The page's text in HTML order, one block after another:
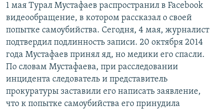
СПОРТ
БЛОГИ
ГОЛОСА
ЧИТАЕМ ПРЕССУ
АРХИВ РАДИОПРОГРАММЫ
Все сайты РСЕ/РС
1 мая Турал Мустафаев распространил в Facebook
видеообращение, в котором рассказал о своей
попытке самоубийства. Сегодня, 4 мая, журналист
подтвердил подлинность записи. 20 октября 2014
года Мустафаев принял яд, но медики его спасли.
По словам Мустафаева, при расследовании
инцидента следователь и представитель
прокуратуры заставили его написать заявление,
что к попытке самоубийства его принудила